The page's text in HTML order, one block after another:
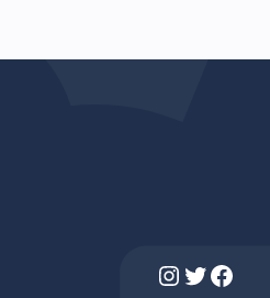
Instagram Twitter Facebook